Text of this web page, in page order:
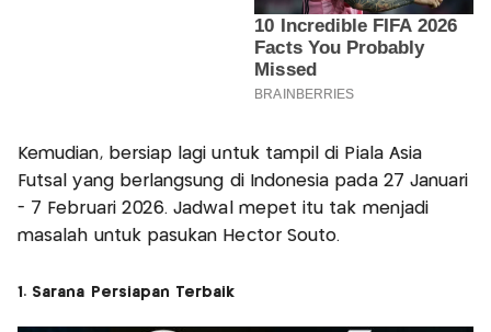
Kemudian, bersiap lagi untuk tampil di Piala Asia
Futsal yang berlangsung di Indonesia pada 27 Januari
- 7 Februari 2026. Jadwal mepet itu tak menjadi
masalah untuk pasukan Hector Souto.
1. Sarana Persiapan Terbaik